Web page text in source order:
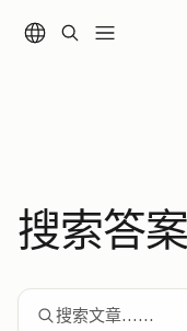
搜索答
搜索文章……